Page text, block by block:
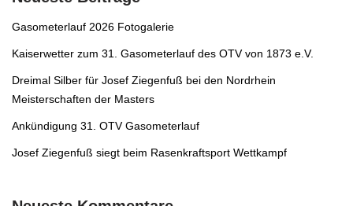
Gasometerlauf 2026 Fotogalerie
Kaiserwetter zum 31. Gasometerlauf des OTV von 1873 e.V.
Dreimal Silber für Josef Ziegenfuß bei den Nordrhein
Meisterschaften der Masters
Ankündigung 31. OTV Gasometerlauf
Josef Ziegenfuß siegt beim Rasenkraftsport Wettkampf